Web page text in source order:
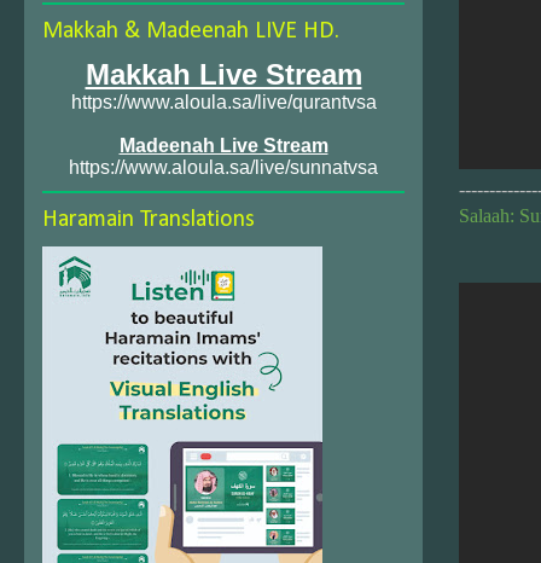
Salaah:
Makkah & Madeenah LIVE HD.
Makkah Live Stream
https://www.aloula.sa/live/qurantvsa
Madeenah Live Stream
https://www.aloula.sa/live/sunnatvsa
Haramain Translations